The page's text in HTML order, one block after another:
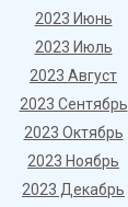
2023 Июнь
2023 Июль
2023 Август
2023 Сентябрь
2023 Октябрь
2023 Ноябрь
2023 Декабрь